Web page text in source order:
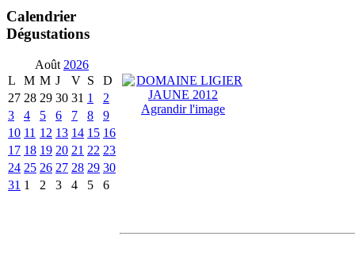
Calendrier
Dégustations
Août 2026
L
M M J V S
D
27 28 29 30 31 1
2
3
4 5 6 7 8
9
10 11 12 13 14 15 16
17 18 19 20 21 22 23
24 25 26 27 28 29 30
31 1 2 3 4 5 6
Agrandir l'image